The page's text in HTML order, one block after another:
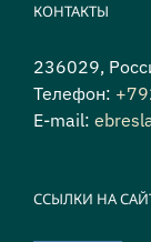
КОНТАКТЫ
236029,
Телефон:
E-mail:
ССЫЛКИ НА